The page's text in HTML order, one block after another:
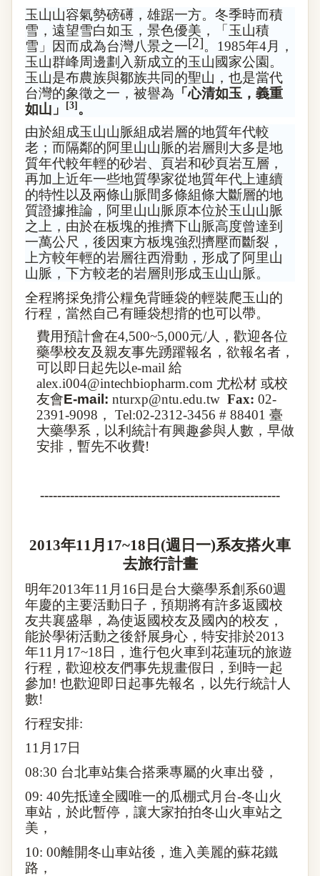
玉山山容氣勢磅礡，雄踞一方。冬季時而積
雪，遠望雪白如玉，景色優美，「玉山積
雪」因而成為台灣八景之一[2]。 1985年4月，
玉山群峰周邊劃入新成立的玉山國家公園 。
玉山是布農族與鄒族共同的聖山，也是當代
台灣的象徵之一，被譽為 「心清如玉，義重
如山」
[3] 。
由於組成玉山山脈組成岩層的地質年代較
老；而隔鄰的阿里山山脈的岩層則大多是地
質年代較年輕的砂岩、 頁岩和砂頁岩互層，
再加上近年一些地質學家從地質年代上連續
的特性以及兩條山脈間多條組條大斷層的地
質證據推論，阿里山山脈原本位於玉山山脈
之上，由於在板塊的推擠下山脈高度曾達到
一萬公尺，後因東方板塊強烈擠壓而斷裂，
上方較年輕的岩層往西滑動，形成了阿里山
山脈，下方較老的岩層則形成玉山山脈。
全程將採免揹公糧免背睡袋的輕裝爬玉山的
行程，當然自己有睡袋想揹的也可以帶。
費用預計會在4,500~5,000元/人，歡迎各位
藥學校友及親友事先踴躍報名，欲報名者，
可以即日起先以e-mail 給
alex.i004@intechbiopharm.com 尤松材 或校
友會E-mail: nturxp@ntu.edu.tw Fax: 02-
2391-9098 ， Tel:02-2312-3456 # 88401 臺
大藥學系，以利統計有興趣參與人數，早做
安排，暫先不收費!
--------------------------------------------------------
2013年11月 17~18 日 (週日一)系友搭火車
去旅行計畫
明年2013年11 月 16 日是台大藥學系創系60週
年慶的主要活動日子，預期將有許多返國校
友共襄盛舉，為使返國校友及國內的校友，
能於學術活動之後舒展身心，特安排於2013
年11 月 17~18 日，進行包火車到花蓮玩的旅遊
行程，歡迎校友們事先規畫假日，到時一起
參加! 也歡迎即日起事先報名，以先行統計人
數!
行程安排:
11 月 17 日
08:30 台北車站集合搭乘專屬的火車出發，
09: 40先抵達全國唯一的瓜棚式月台-冬山火
車站，於此暫停，讓大家拍拍冬山火車站之
美，
10: 00離開冬山車站後，進入美麗的蘇花鐵
路，